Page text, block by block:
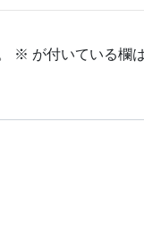
※ が付いている欄